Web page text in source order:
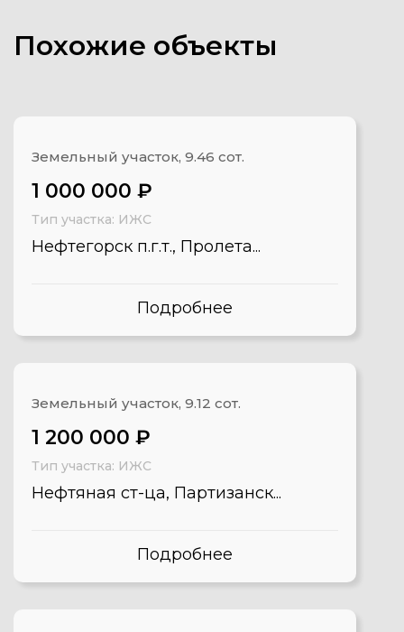
Похожие объекты
Земельный участок, 9.46 сот.
1 000 000 ₽
Тип участка: ИЖС
Нефтегорск п.г.т., Пролета...
Подробнее
Земельный участок, 9.12 сот.
1 200 000 ₽
Тип участка: ИЖС
Нефтяная ст-ца, Партизанск...
Подробнее